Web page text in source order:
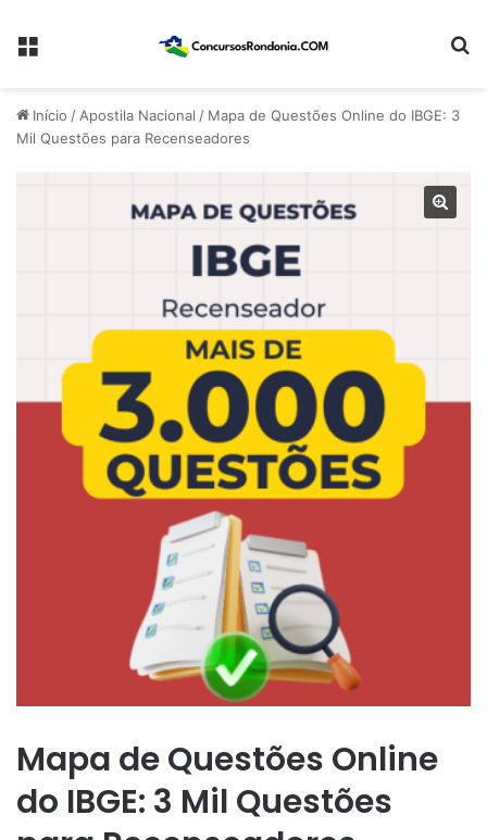
Menu
Início /Apostila Nacional / Mapa de Questões Online do IBGE: 3
Mil Questões para Recenseadores
Mapa de Questões Online
do IBGE: 3 Mil Questões